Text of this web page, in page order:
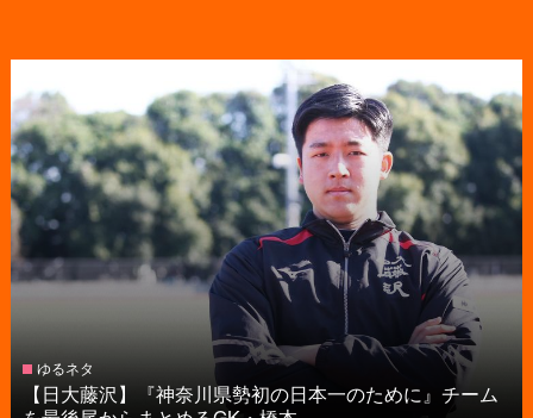
ゆるネタ
【日大藤沢】『神奈川県勢初の日本一のために』チーム